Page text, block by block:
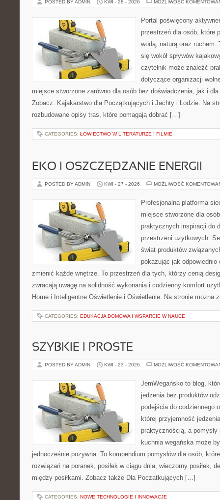
POSTED BY ADMIN KWI - 28 - 2026 MOŻLIWOŚĆ
Portal poświęcony
przestrzeń dla osób, które
wodą, naturą oraz ruchem.
się wokół spływów
czytelnik może znaleźć
dotyczące organizacji
miejsce stworzone zarówno dla osób bez doświadczenia, jak i
Zobacz: Kajakarstwo dla Początkujących i Jachty i Łodzie. Na
rozbudowane opisy tras, które pomagają dobrać […]
CATEGORIES: ŁOWIECTWO W LITERATURZE I FILMIE
EKO I OSZCZĘDZANIE ENERGII
POSTED BY ADMIN KWI - 27 - 2026 MOŻLIWOŚĆ
Profesjonalna platforma
miejsce stworzone dla
praktycznych inspiracji do
przestrzeni użytkowych.
świat produktów
pokazując jak odpowiednio
zmienić każde wnętrze. To przestrzeń dla tych, którzy cenią
zwracają uwagę na solidność wykonania i codzienny komfort
Home i Inteligentne Oświetlenie i Oświetlenie. Na stronie
CATEGORIES: EDUKACJA DOMOWA I WSPARCIE W NAUCE
SZYBKIE I PROSTE
POSTED BY ADMIN KWI - 23 - 2026 MOŻLIWOŚĆ
JemWegańsko to blog,
jedzenia bez produktów
podejścia do codziennego
której przyjemność
praktycznością, a
kuchnia wegańska może
jednocześnie pożywna. To kompendium pomysłów dla osób,
rozwiązań na poranek, posiłek w ciągu dnia, wieczorny posiłek,
między posiłkami. Zobacz także Dla Początkujących […]
CATEGORIES: NOWE TECHNOLOGIE I INNOWACJE